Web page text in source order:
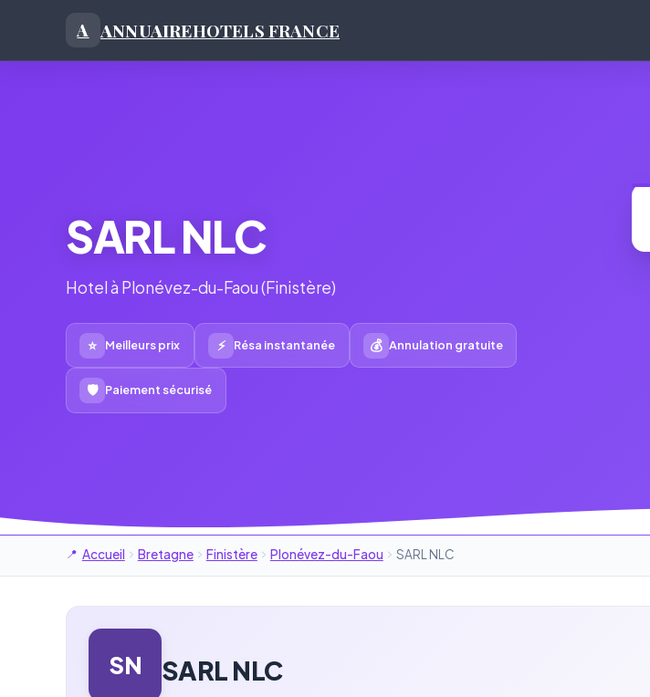
A ANNUAIREHOTELS FRANCE
SARL NLC
Hotel à Plonévez-du-Faou (Finistère)
⭐ Meilleurs prix ⚡ Résa instantanée 💰 Annulation gratuite
🛡 Paiement sécurisé
Accueil Bretagne Finistère Plonévez-du-Faou SARL NLC
SN SARL NLC